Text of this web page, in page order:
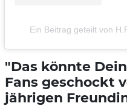
Ein Beitrag geteilt von
"Das könnte
Fans geschockt
jährigen